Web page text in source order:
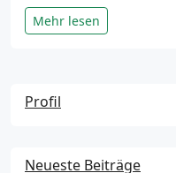
Mehr lesen
Profil
Neueste Beiträge